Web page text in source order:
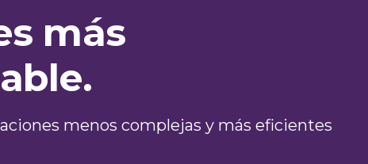
más
menos complejas y más eficientes